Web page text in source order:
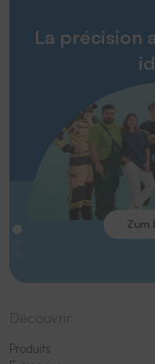
La précision
Zum
Produits